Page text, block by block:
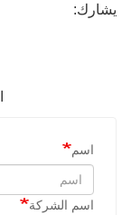
يشارك:
اسم
اسم الشركة